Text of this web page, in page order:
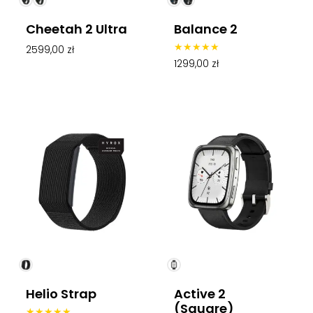
Cheetah 2 Ultra
2599,00 zł
Balance 2
Oceniono
4.67
1299,00 zł
Helio Strap
Active 2
(Square)